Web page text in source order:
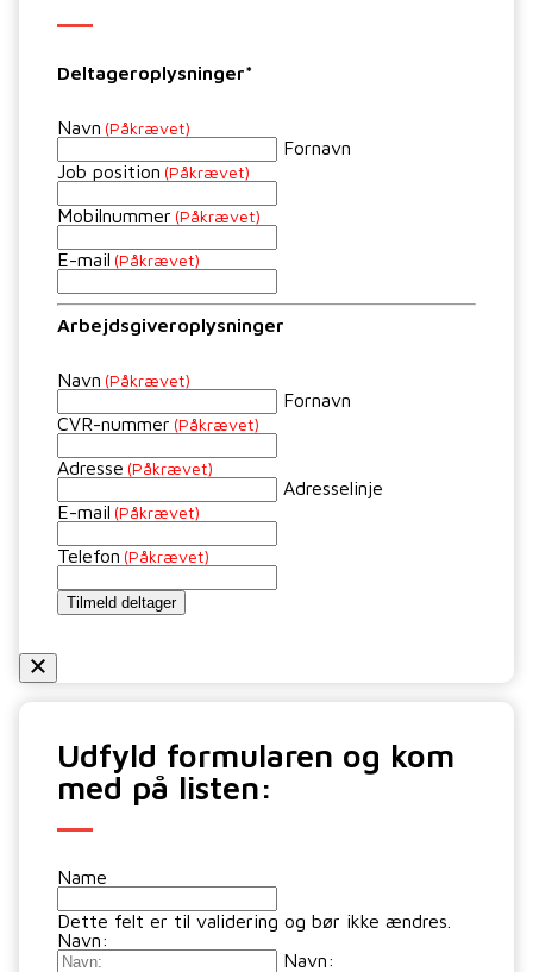
Deltageroplysninger*
Navn (Påkrævet)
Fornavn
Job position (Påkrævet)
Mobilnummer (Påkrævet)
E-mail (Påkrævet)
Arbejdsgiveroplysninger
Navn (Påkrævet)
Fornavn
CVR-nummer (Påkrævet)
Adresse (Påkrævet)
Adresselinje
E-mail (Påkrævet)
Telefon (Påkrævet)
Tilmeld deltager
Udfyld formularen og kom
med på listen:
Name
Dette felt er til validering og bør ikke ændres.
Navn:
Navn: